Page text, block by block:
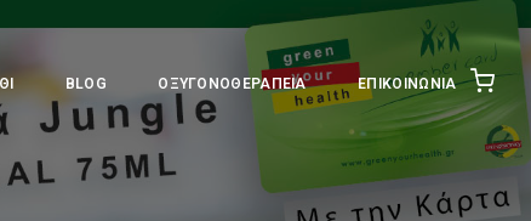
BLOG ΟΞΥΓΟΝΟΘΕΡΑΠΕΊΑ ΕΠΙΚΟΙΝΩΝΊΑ